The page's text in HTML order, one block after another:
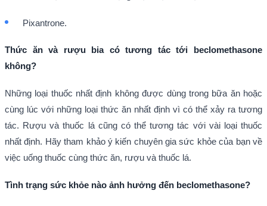
Pixantrone.
Thức ăn và rượu bia có tương tác tới beclomethasone
không?
Những loại thuốc nhất định không được dùng trong bữa ăn hoặc
cùng lúc với những loại thức ăn nhất định vì có thể xảy ra tương
tác. Rượu và thuốc lá cũng có thể tương tác với vài loại thuốc
nhất định. Hãy tham khảo ý kiến chuyên gia sức khỏe của bạn về
việc uống thuốc cùng thức ăn, rượu và thuốc lá.
Tình trạng sức khỏe nào ảnh hưởng đến beclomethasone?